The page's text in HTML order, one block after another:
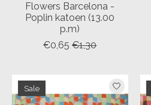
Flowers Barcelona -
Poplin katoen (13.00
p.m)
€0,65 €1,30
Sale